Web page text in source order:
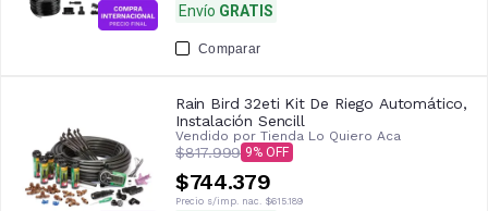
Envío GRATIS
Comparar
Rain Bird 32eti Kit De Riego Automático,
Instalación Sencill
Vendido por Tienda Lo Quiero Aca
$817.999 9
$744.379
Precio s/imp. nac. $615.189